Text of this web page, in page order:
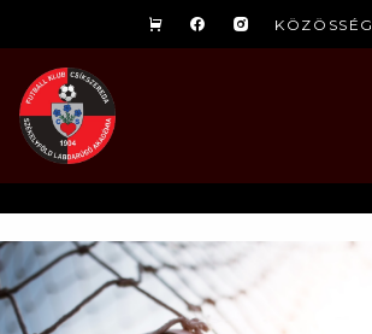
KÖZÖSSÉG